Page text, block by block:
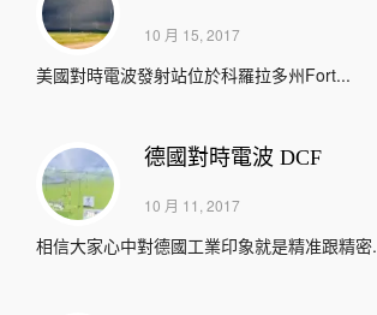
10 月 15, 2017
美國對時電波發射站位於科羅拉多州Fort...
德國對時電波 DCF
10 月 11, 2017
相信大家心中對德國工業印象就是精准跟精密